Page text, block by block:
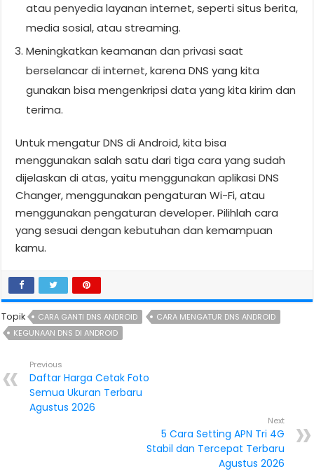
atau penyedia layanan internet, seperti situs berita,
media sosial, atau streaming.
Meningkatkan keamanan dan privasi saat
berselancar di internet, karena DNS yang kita
gunakan bisa mengenkripsi data yang kita kirim dan
terima.
Untuk mengatur DNS di Android, kita bisa
menggunakan salah satu dari tiga cara yang sudah
dijelaskan di atas, yaitu menggunakan aplikasi DNS
Changer, menggunakan pengaturan Wi-Fi, atau
menggunakan pengaturan developer. Pilihlah cara
yang sesuai dengan kebutuhan dan kemampuan
kamu.
Topik CARA GANTI DNS ANDROID
CARA MENGATUR DNS ANDROID
KEGUNAAN DNS DI ANDROID
Previous
Daftar Harga Cetak Foto
Semua Ukuran Terbaru
Agustus 2026
Next
5 Cara Setting APN Tri 4G
Stabil dan Tercepat Terbaru
Agustus 2026